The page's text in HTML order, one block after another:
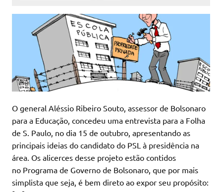
O general Aléssio Ribeiro Souto, assessor de Bolsonaro
para a Educação, concedeu uma entrevista para a Folha
de S. Paulo, no dia 15 de outubro, apresentando as
principais ideias do candidato do PSL à presidência na
área. Os alicerces desse projeto estão contidos
no Programa de Governo de Bolsonaro, que por mais
simplista que seja, é bem direto ao expor seu propósito: